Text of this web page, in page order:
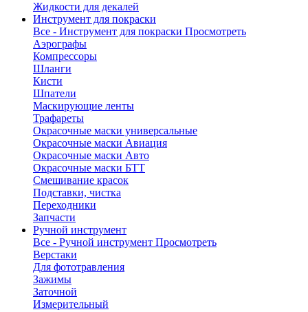
Жидкости для декалей
Инструмент для покраски
Все - Инструмент для покраски Просмотреть
Аэрографы
Компрессоры
Шланги
Кисти
Шпатели
Маскирующие ленты
Трафареты
Окрасочные маски универсальные
Окрасочные маски Авиация
Окрасочные маски Авто
Окрасочные маски БТТ
Смешивание красок
Подставки, чистка
Переходники
Запчасти
Ручной инструмент
Все - Ручной инструмент Просмотреть
Верстаки
Для фототравления
Зажимы
Заточной
Измерительный